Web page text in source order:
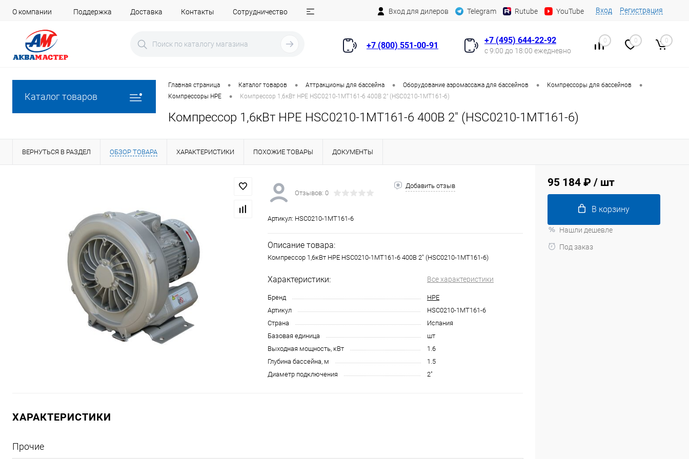
О компании Поддержка Доставка Контакты Сотрудничество Вход для дилеров Telegram Rutube YouTube Вход Регистрация
+7 (800) 551-00-91
+7 (495) 644-22-92
с 9:00 до 18:00 ежедневно
0 0 0
Каталог товаров
Главная страница • Каталог товаров • Аттракционы для бассейна • Оборудование аэромассажа для бассейнов • Компрессоры для бассейнов •
Компрессоры HPE • Компрессор 1,6кВт HPE HSC0210-1MT161-6 400В 2" (HSC0210-1MT161-6)
Компрессор 1,6кВт HPE HSC0210-1MT161-6 400В 2" (HSC0210-1MT161-6)
ВЕРНУТЬСЯ В РАЗДЕЛ ОБЗОР ТОВАРА ХАРАКТЕРИСТИКИ ПОХОЖИЕ ТОВАРЫ ДОКУМЕНТЫ
Отзывов: 0
Добавить отзыв
Артикул: HSC0210-1MT161-6
Описание товара:
Компрессор 1,6кВт HPE HSC0210-1MT161-6 400В 2" (HSC0210-1MT161-6)
Характеристики: Все характеристики
Бренд
HPE
Артикул
HSC0210-1MT161-6
Страна
Испания
Базовая единица
шт
Выходная мощность, кВт
1.6
Глубина бассейна, м
1.5
Диаметр подключения
2"
ХАРАКТЕРИСТИКИ
Прочие
95 184 ₽ / шт
В корзину
Нашли дешевле
Под заказ